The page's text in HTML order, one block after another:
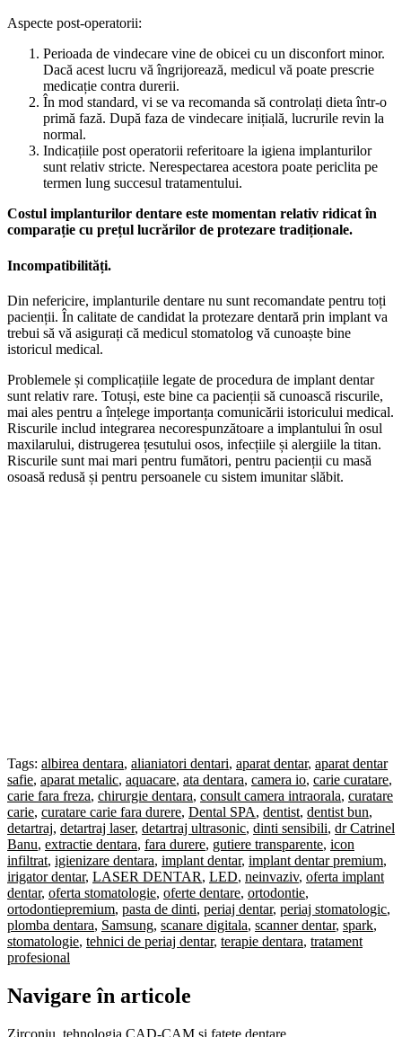
Aspecte post-operatorii:
Perioada de vindecare vine de obicei cu un disconfort minor.
Dacă acest lucru vă îngrijorează, medicul vă poate prescrie
medicație contra durerii.
În mod standard, vi se va recomanda să controlați dieta într-o
primă fază. După faza de vindecare inițială, lucrurile revin la
normal.
Indicațiile post operatorii referitoare la igiena implanturilor
sunt relativ stricte. Nerespectarea acestora poate periclita pe
termen lung succesul tratamentului.
Costul implanturilor dentare este momentan relativ ridicat în
comparație cu prețul lucrărilor de protezare tradiționale.
Incompatibilități.
Din nefericire, implanturile dentare nu sunt recomandate pentru toți
pacienții. În calitate de candidat la protezare dentară prin implant va
trebui să vă asigurați că medicul stomatolog vă cunoaște bine
istoricul medical.
Problemele și complicațiile legate de procedura de implant dentar
sunt relativ rare. Totuși, este bine ca pacienții să cunoască riscurile,
mai ales pentru a înțelege importanța comunicării istoricului medical.
Riscurile includ integrarea necorespunzătoare a implantului în osul
maxilarului, distrugerea țesutului osos, infecțiile și alergiile la titan.
Riscurile sunt mai mari pentru fumători, pentru pacienții cu masă
osoasă redusă și pentru persoanele cu sistem imunitar slăbit.
Tags: albirea dentara, alianiatori dentari, aparat dentar, aparat dentar
safie, aparat metalic, aquacare, ata dentara, camera io, carie curatare,
carie fara freza, chirurgie dentara, consult camera intraorala, curatare
carie, curatare carie fara durere, Dental SPA, dentist, dentist bun,
detartraj, detartraj laser, detartraj ultrasonic, dinti sensibili, dr Catrinel
Banu, extractie dentara, fara durere, gutiere transparente, icon
infiltrat, igienizare dentara, implant dentar, implant dentar premium,
irigator dentar, LASER DENTAR, LED, neinvaziv, oferta implant
dentar, oferta stomatologie, oferte dentare, ortodontie,
ortodontiepremium, pasta de dinti, periaj dentar, periaj stomatologic,
plomba dentara, Samsung, scanare digitala, scanner dentar, spark,
stomatologie, tehnici de periaj dentar, terapie dentara, tratament
profesional
Navigare în articole
Zirconiu, tehnologia CAD-CAM si fatete dentare